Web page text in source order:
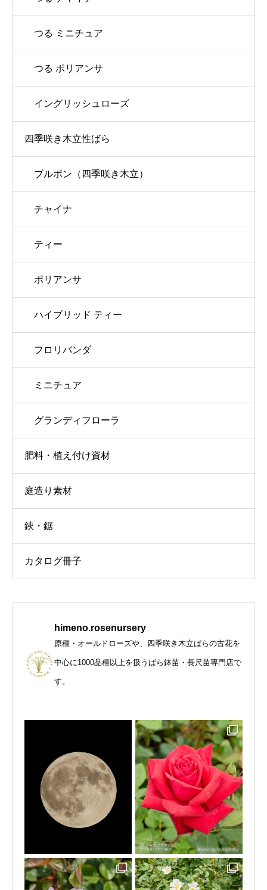
つる ミニチュア
つる ポリアンサ
イングリッシュローズ
四季咲き木立性ばら
ブルボン（四季咲き木立）
チャイナ
ティー
ポリアンサ
ハイブリッド ティー
フロリバンダ
ミニチュア
グランディフローラ
肥料・植え付け資材
庭造り素材
鋏・鋸
カタログ冊子
himeno.rosenursery
原種・オールドローズや、四季咲き木立ばらの古花を
中心に1000品種以上を扱うばら鉢苗・長尺苗専門店で
す。